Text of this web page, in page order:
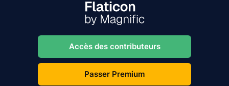
Accès des contributeurs
Passer Premium